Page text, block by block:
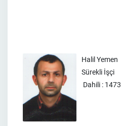
Halil Yemen
Sürekli İşçi
Dahili : 1473